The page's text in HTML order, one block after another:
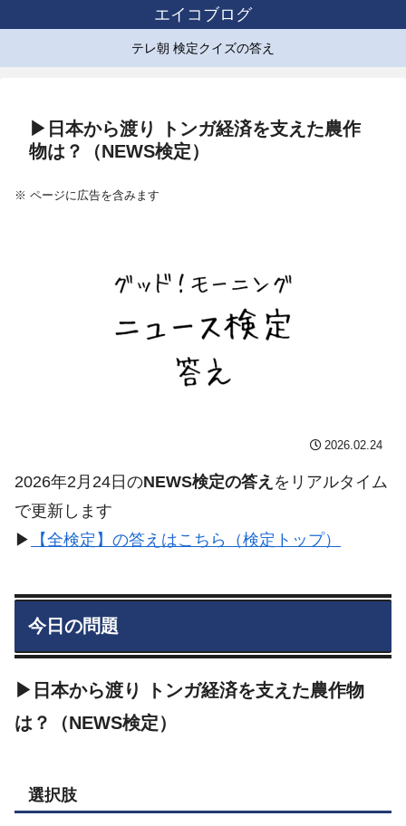
エイコブログ
テレ朝 検定クイズの答え
▶日本から渡り トンガ経済を支えた農作
物は？（NEWS検定）
※ ページに広告を含みます
2026.02.24
2026年2月24日のNEWS検定の答え をリアルタイム
で更新します
▶︎
【全検定】の答えはこちら（検定トップ）
今日の問題
▶日本から渡り トンガ経済を支えた農作物
は？（NEWS検定）
選択肢